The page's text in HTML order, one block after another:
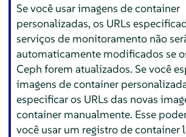
Se você usar imagens de container
personalizadas, os URLs
serviços de monitoramento não
automaticamente modificados se
Ceph forem atualizados. Se você
imagens de container
especificar os URLs das novas
container manualmente. Esse
você usar um registro de container